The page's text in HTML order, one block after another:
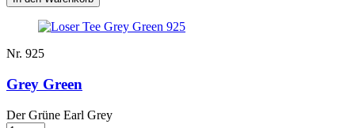
Nr. 925
Grey Green
Der Grüne Earl Grey